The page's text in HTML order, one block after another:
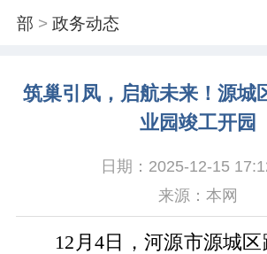
部 >政务动态
筑巢引凤，启航未来！源城
业园竣工开园
日期：2025-12-15
来源：本网
12月4日，河源市源城